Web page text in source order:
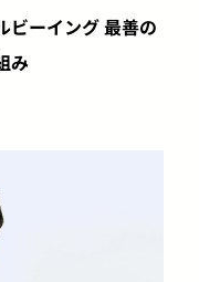
ビーイング 最善の
み